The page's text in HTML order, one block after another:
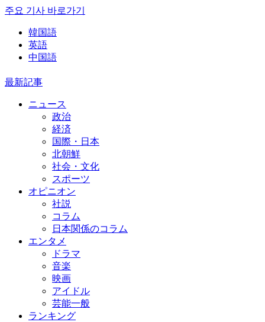
주요 기사 바로가기
韓国語
英語
中国語
最新記事
ニュース
政治
経済
国際・日本
北朝鮮
社会・文化
スポーツ
オピニオン
社説
コラム
日本関係のコラム
エンタメ
ドラマ
音楽
映画
アイドル
芸能一般
ランキング